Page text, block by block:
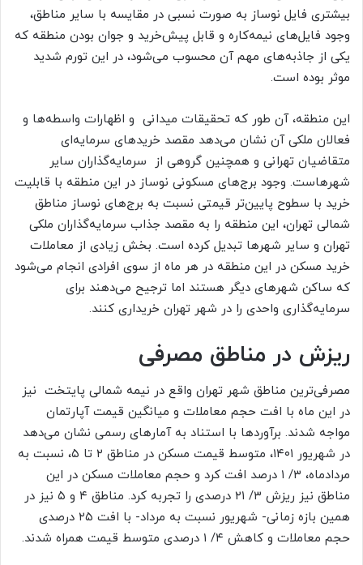
بیشتری فایل نوساز به صورت نسبی در مقایسه با سایر مناطق،
وجود فایل‌‌های نیمه‌‌کاره و قابل پیش‌‌خرید و جوان بودن منطقه که
یکی از جاذبه‌های مهم آن محسوب می‌شود، در این تورم شدید
موثر بوده است.
این منطقه، آن طور که تحقیقات میدانی و اظهارات واسطه‌ها و
فعالان ملکی آن نشان می‌دهد مقصد خریدهای سرمایه‌‌ای
متقاضیان تهرانی و همچنین گروهی از سرمایه‌‌گذاران سایر
شهرهاست. وجود برج‌های مسکونی نوساز در این منطقه با قابلیت
خرید با سطوح پایین‌‌تر قیمتی نسبت به برج‌های نوساز مناطق
شمالی تهران، این منطقه را به مقصد جذاب سرمایه‌‌گذاران ملکی
تهران و سایر شهرها تبدیل کرده است. بخش زیادی از معاملات
خرید مسکن در این منطقه در هر ماه از سوی افرادی انجام می‌شود
که ساکن شهرهای دیگر هستند اما ترجیح می‌دهند برای
سرمایه‌‌گذاری واحدی را در شهر تهران خریداری کنند.
ریزش در مناطق مصرفی
مصرفی‌‌ترین مناطق شهر تهران واقع در نیمه شمالی پایتخت نیز
در این ماه با افت حجم معاملات و میانگین قیمت آپارتمان
مواجه شدند. برآوردها با استناد به آمارهای رسمی نشان می‌دهد
در شهریور ۱۴۰۱، متوسط قیمت مسکن در مناطق ۲ تا ۵، نسبت به
مردادماه، ۳/ ۱ درصد افت کرد و حجم معاملات مسکن در این
مناطق نیز ریزش ۳/ ۲۱ درصدی را تجربه کرد. مناطق ۴ و ۵ نیز در
همین بازه زمانی- شهریور نسبت به مرداد- با افت ۲۵ درصدی
حجم معاملات و کاهش ۴/ ۱ درصدی متوسط قیمت همراه شدند.